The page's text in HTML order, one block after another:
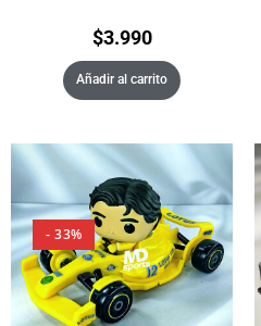
$3.990
Añadir al carrito
- 33%